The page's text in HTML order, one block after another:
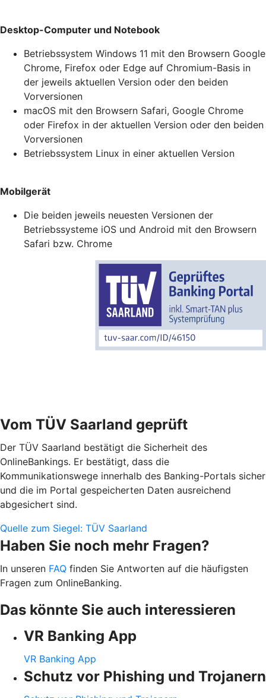
Desktop-Computer und Notebook
Betriebssystem Windows 11 mit den Browsern Google
Chrome, Firefox oder Edge auf Chromium-Basis in
der jeweils aktuellen Version oder den beiden
Vorversionen
macOS mit den Browsern Safari, Google Chrome
oder Firefox in der aktuellen Version oder den beiden
Vorversionen
Betriebssystem Linux in einer aktuellen Version
Mobilgerät
Die beiden jeweils neuesten Versionen der
Betriebssysteme iOS und Android mit den Browsern
Safari bzw. Chrome
Vom TÜV Saarland geprüft
Der TÜV Saarland bestätigt die Sicherheit des
OnlineBankings. Er bestätigt, dass die
Kommunikationswege innerhalb des Banking-Portals sicher
und die im Portal gespeicherten Daten ausreichend
abgesichert sind.
Quelle zum Siegel: TÜV Saarland
Haben Sie noch mehr Fragen?
In unseren FAQ finden Sie Antworten auf die häufigsten
Fragen zum OnlineBanking.
Das könnte Sie auch interessieren
VR Banking App
VR Banking App
Schutz vor Phishing und Trojanern